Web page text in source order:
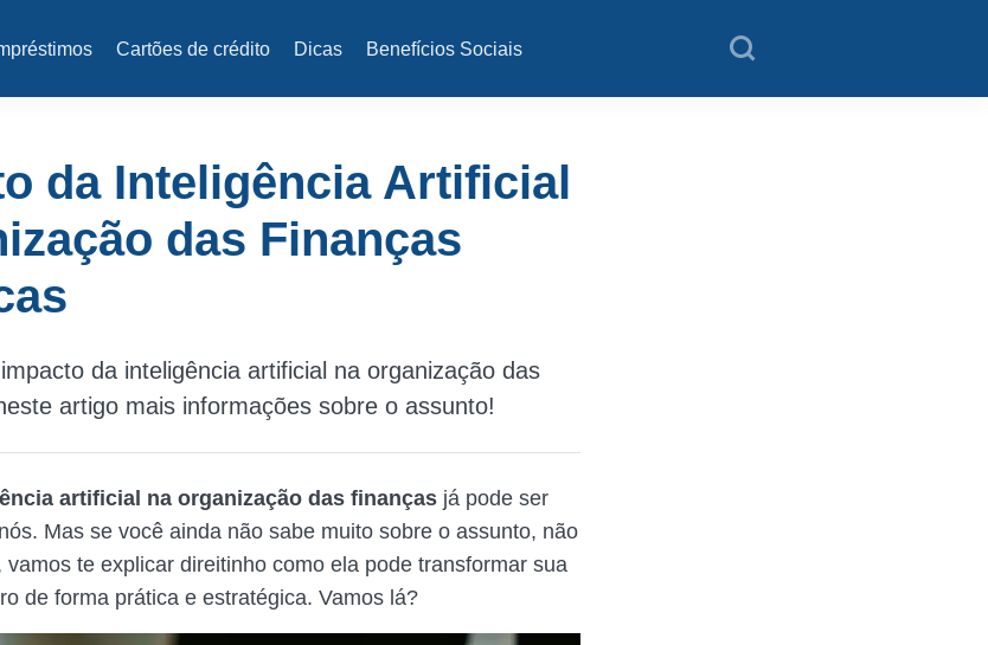
Cartões de crédito Dicas Benefícios Sociais
da Inteligência Artificial
das Finanças
da inteligência artificial na organização das
artigo mais informações sobre o assunto!
artificial na organização das finanças já pode ser
Mas se você ainda não sabe muito sobre o assunto, não
vamos te explicar direitinho como ela pode transformar sua
de forma prática e estratégica. Vamos lá?